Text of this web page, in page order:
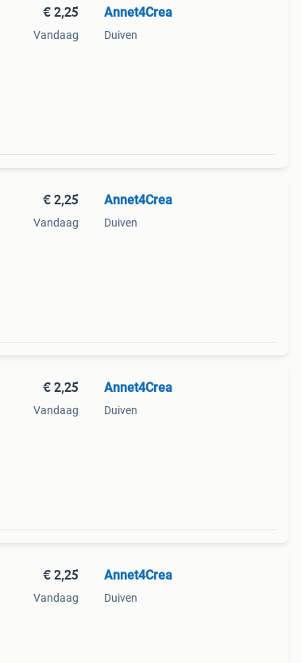
€ 2,25
Vandaag
Annet4Crea
Duiven
€ 2,25
Vandaag
Annet4Crea
Duiven
€ 2,25
Vandaag
Annet4Crea
Duiven
€ 2,25
Vandaag
Annet4Crea
Duiven